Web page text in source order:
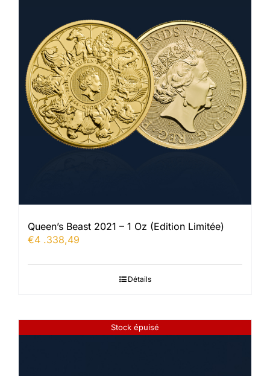
Queen’s Beast 2021 – 1 Oz (Edition Limitée)
€4 .338,49
Détails
Stock épuisé